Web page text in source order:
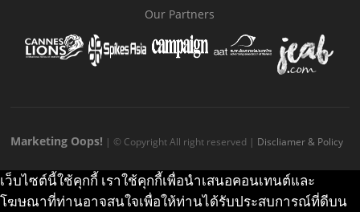
c
o
o
.
m
Our Partners
Marketing Oops! | © Copyright All right reserved | Discliamer & Policy
เว็บไซต์นี้ใช้คุกกี้ เราใช้คุกกี้เพื่อนำเสนอคอนเทนต์และ
โฆษณาที่ท่านอาจสนใจเพื่อให้ท่านได้รับประสบการณ์ที่ดีบน